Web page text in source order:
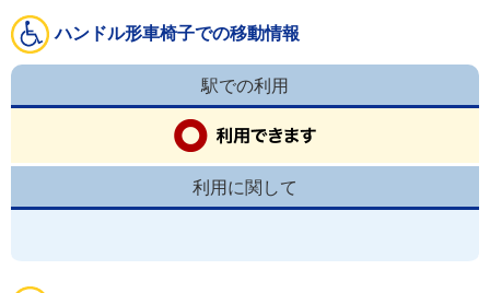
ハンドル形車椅子での移動情報
駅での利用
利用に関して